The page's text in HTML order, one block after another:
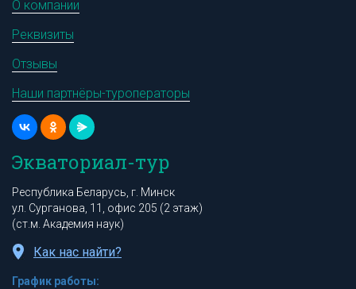
О компании
Реквизиты
Отзывы
Наши партнёры-туроператоры
Экваториал-тур
Республика Беларусь, г. Минск
ул. Сурганова, 11, офис 205 (2 этаж)
(ст.м. Академия наук)
Как нас найти?
График работы: